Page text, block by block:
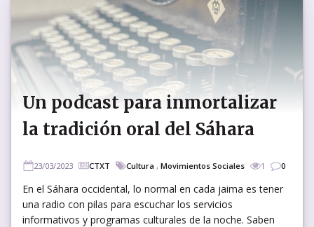
Un podcast para inmortalizar
la tradición oral del Sáhara
23/03/2023 CTXT Cultura , Movimientos Sociales 1 0
En el Sáhara occidental, lo normal en cada jaima es tener
una radio con pilas para escuchar los servicios
informativos y programas culturales de la noche. Saben